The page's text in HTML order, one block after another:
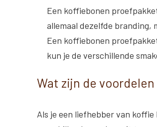
Een koffiebonen
allemaal dezelfde branding,
Een koffiebonen
kun je de verschillende
Wat zijn de
Als je een liefhebber van